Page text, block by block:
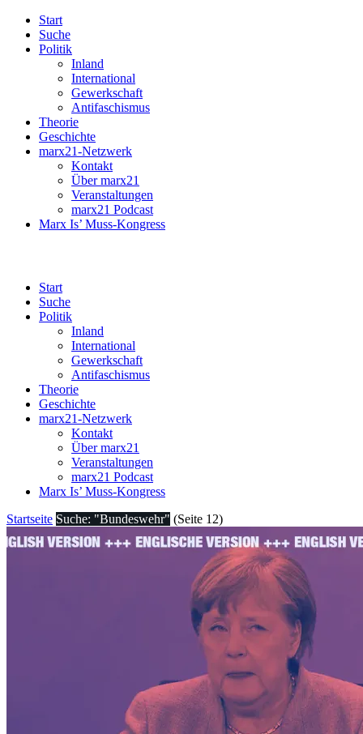
Start
Suche
Politik
Inland
International
Gewerkschaft
Antifaschismus
Theorie
Geschichte
marx21-Netzwerk
Kontakt
Über marx21
Veranstaltungen
marx21 Podcast
Marx Is’ Muss-Kongress
Start
Suche
Politik
Inland
International
Gewerkschaft
Antifaschismus
Theorie
Geschichte
marx21-Netzwerk
Kontakt
Über marx21
Veranstaltungen
marx21 Podcast
Marx Is’ Muss-Kongress
Startseite Suche: "Bundeswehr" (Seite 12)